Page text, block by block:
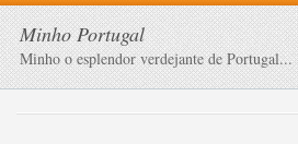
Minho Portugal
Minho o esplendor verdejante de Portugal...